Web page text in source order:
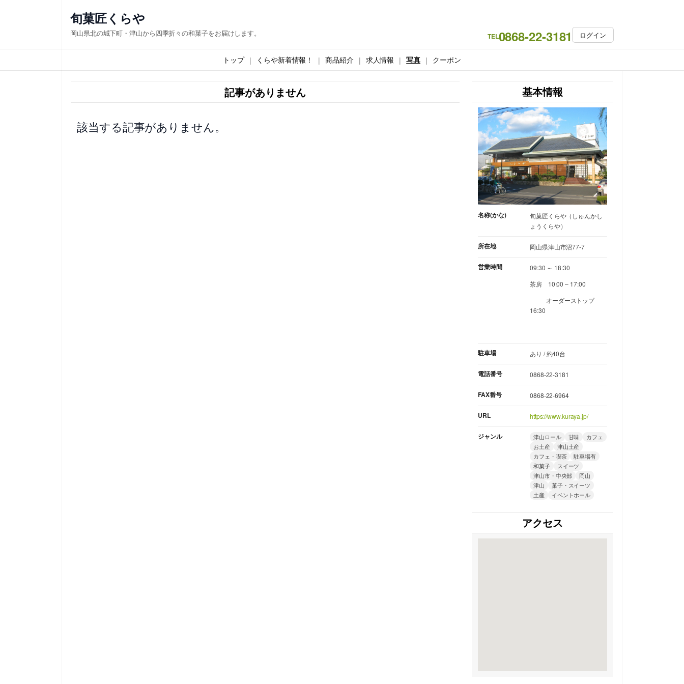
ス
キ
旬菓匠くらや
岡山県北の城下町・津山から四季折々の和菓子をお届けします。 TEL0868-22-3181 ログイン
トップ くらや新着情報！ 商品紹介 求人情報 写真 クーポン
記事がありません
該当する記事がありません。
基本情報
名称(かな)
旬菓匠くらや（しゅんかし
ょうくらや）
所在地 岡山県津山市沼77-7
営業時間
09:30 ～ 18:30
茶房 10:00 – 17:00
オーダーストップ
16:30
駐車場 あり / 約40台
電話番号 0868-22-3181
FAX番号 0868-22-6964
URL https://www.kuraya.jp/
ジャンル 津山ロール 甘味
カフェ
お土産
津山土産
カフェ・喫茶
駐車場有
和菓子
スイーツ
津山市・中央部
岡山
津山
菓子・スイーツ
土産
イベントホール
アクセス